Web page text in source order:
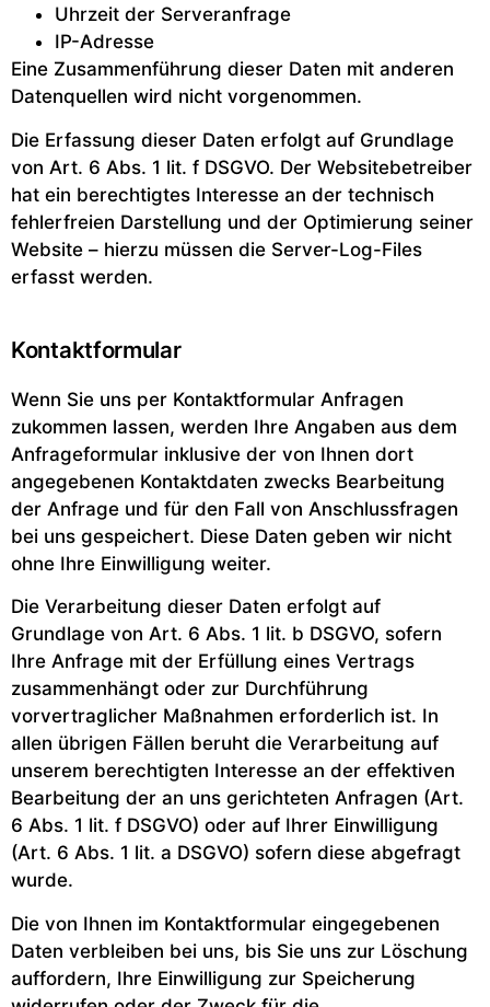
Uhrzeit der Serveranfrage
IP-Adresse
Eine Zusammenführung dieser Daten mit anderen
Datenquellen wird nicht vorgenommen.
Die Erfassung dieser Daten erfolgt auf Grundlage
von Art. 6 Abs. 1 lit. f DSGVO. Der Websitebetreiber
hat ein berechtigtes Interesse an der technisch
fehlerfreien Darstellung und der Optimierung seiner
Website – hierzu müssen die Server-Log-Files
erfasst werden.
Kontaktformular
Wenn Sie uns per Kontaktformular Anfragen
zukommen lassen, werden Ihre Angaben aus dem
Anfrageformular inklusive der von Ihnen dort
angegebenen Kontaktdaten zwecks Bearbeitung
der Anfrage und für den Fall von Anschlussfragen
bei uns gespeichert. Diese Daten geben wir nicht
ohne Ihre Einwilligung weiter.
Die Verarbeitung dieser Daten erfolgt auf
Grundlage von Art. 6 Abs. 1 lit. b DSGVO, sofern
Ihre Anfrage mit der Erfüllung eines Vertrags
zusammenhängt oder zur Durchführung
vorvertraglicher Maßnahmen erforderlich ist. In
allen übrigen Fällen beruht die Verarbeitung auf
unserem berechtigten Interesse an der effektiven
Bearbeitung der an uns gerichteten Anfragen (Art.
6 Abs. 1 lit. f DSGVO) oder auf Ihrer Einwilligung
(Art. 6 Abs. 1 lit. a DSGVO) sofern diese abgefragt
wurde.
Die von Ihnen im Kontaktformular eingegebenen
Daten verbleiben bei uns, bis Sie uns zur Löschung
auffordern, Ihre Einwilligung zur Speicherung